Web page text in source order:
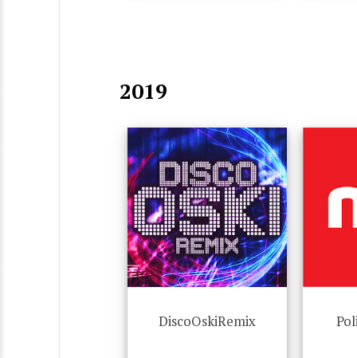
2019
DiscoOskiRemix